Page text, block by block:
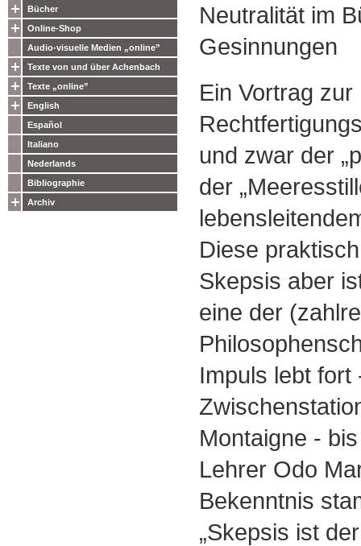
Bücher
Online-Shop
Audio-visuelle Medien „online”
Texte von und über Achenbach
Texte „online”
English
Español
Italiano
Nederlands
Bibliographie
Archiv
Neutralität im
Gesinnungen
Ein Vortrag
und zwar der
der
Diese
Skepsis aber
eine der
Impuls lebt fort
Montaigne -
Lehrer Odo
Bekenntnis
„Skepsis ist